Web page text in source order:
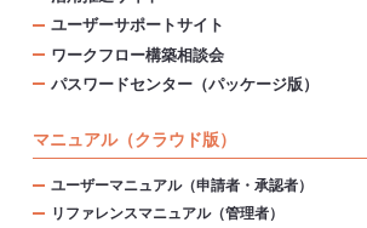
ユーザーサポートサイト
ワークフロー構築相談会
パスワードセンター（パッケージ版）
マニュアル（クラウド版）
ユーザーマニュアル（申請者・承認者）
リファレンスマニュアル（管理者）